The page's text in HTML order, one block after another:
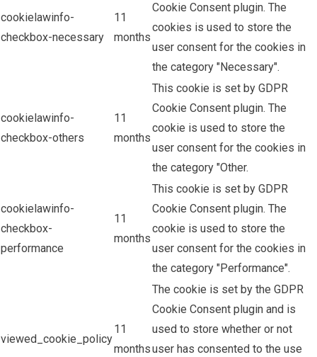
cookielawinfo-
checkbox-necessary
11
months
Cookie Consent plugin. The
cookies is used to store the
user consent for the cookies in
the category "Necessary".
cookielawinfo-
checkbox-others
11
months
This cookie is set by GDPR
Cookie Consent plugin. The
cookie is used to store the
user consent for the cookies in
the category "Other.
cookielawinfo-
checkbox-
performance
11
months
This cookie is set by GDPR
Cookie Consent plugin. The
cookie is used to store the
user consent for the cookies in
the category "Performance".
viewed_cookie_policy
11
months
The cookie is set by the GDPR
Cookie Consent plugin and is
used to store whether or not
user has consented to the use